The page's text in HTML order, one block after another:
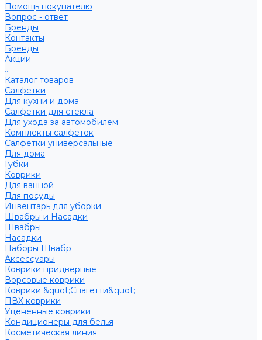
Помощь покупателю
Вопрос - ответ
Бренды
Контакты
Бренды
Акции
...
Каталог товаров
Салфетки
Для кухни и дома
Салфетки для стекла
Для ухода за автомобилем
Комплекты салфеток
Салфетки универсальные
Для дома
Губки
Коврики
Для ванной
Для посуды
Инвентарь для уборки
Швабры и Насадки
Швабры
Насадки
Наборы Швабр
Аксессуары
Коврики придверные
Ворсовые коврики
Коврики &quot;Спагетти&quot;
ПВХ коврики
Уцененные коврики
Кондиционеры для белья
Косметическая линия